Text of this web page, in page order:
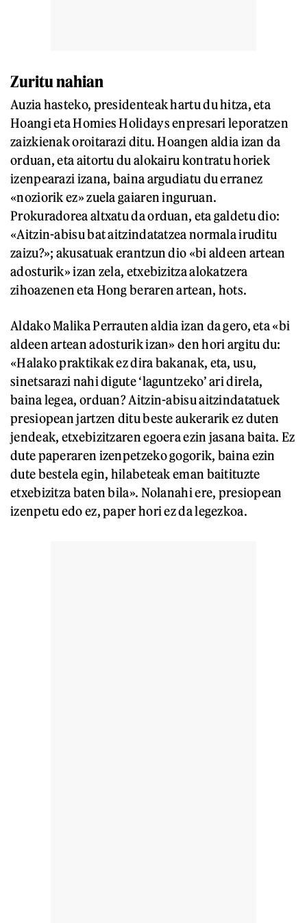
Zuritu nahian
Auzia hasteko, presidenteak hartu du hitza, eta
Hoangi eta Homies Holidays enpresari leporatzen
zaizkienak oroitarazi ditu. Hoangen aldia izan da
orduan, eta aitortu du alokairu kontratu horiek
izenpearazi izana, baina argudiatu du erranez
«noziorik ez» zuela gaiaren inguruan.
Prokuradorea altxatu da orduan, eta galdetu dio:
«Aitzin-abisu bat aitzindatatzea normala iruditu
zaizu?»; akusatuak erantzun dio «bi aldeen artean
adosturik» izan zela, etxebizitza alokatzera
zihoazenen eta Hong beraren artean, hots.
Aldako Malika Perrauten aldia izan da gero, eta «bi
aldeen artean adosturik izan» den hori argitu du:
«Halako praktikak ez dira bakanak, eta, usu,
sinetsarazi nahi digute ‘laguntzeko’ ari direla,
baina legea, orduan? Aitzin-abisu aitzindatatuek
presiopean jartzen ditu beste aukerarik ez duten
jendeak, etxebizitzaren egoera ezin jasana baita. Ez
dute paperaren izenpetzeko gogorik, baina ezin
dute bestela egin, hilabeteak eman baitituzte
etxebizitza baten bila». Nolanahi ere, presiopean
izenpetu edo ez, paper hori ez da legezkoa.